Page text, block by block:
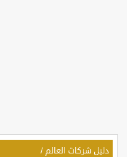
دليل شركات العالم /